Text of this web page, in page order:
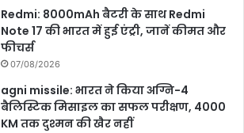
Redmi: 8000mAh बैटरी के साथ Redmi
Note 17 की भारत में हुई एंट्री, जानें कीमत और
फीचर्स
07/08/2026
agni missile: भारत ने किया अग्नि-4
बैलिस्टिक मिसाइल का सफल परीक्षण, 4000
KM तक दुश्मन की खैर नहीं